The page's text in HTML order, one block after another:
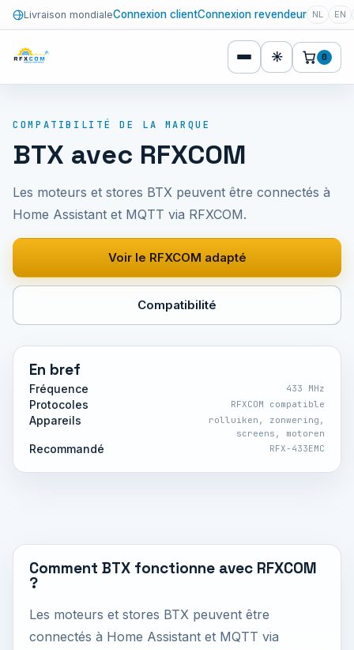
Livraison mondialeConnexion clientConnexion revendeur NL EN
☀ 0
COMPATIBILITÉ DE LA MARQUE
BTX avec RFXCOM
Les moteurs et stores BTX peuvent être connectés à
Home Assistant et MQTT via RFXCOM.
Voir le RFXCOM adapté
Compatibilité
En bref
Fréquence 433 MHz
Protocoles RFXCOM compatible
Appareils
rolluiken, zonwering,
screens, motoren
Recommandé RFX-433EMC
Comment BTX fonctionne avec RFXCOM
?
Les moteurs et stores BTX peuvent être
connectés à Home Assistant et MQTT via